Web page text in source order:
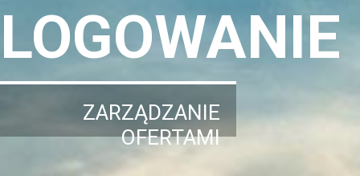
LOGOWANIE
ZARZĄDZANIE
OFERTAMI